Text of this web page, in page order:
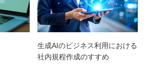
生成AIのビジネス利用における
社内規程作成のすすめ